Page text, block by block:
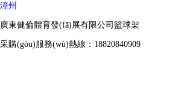
漳州
廣東健倫體育發(fā)展有限公司籃球架
采購(gòu)服務(wù)熱線：18820840909